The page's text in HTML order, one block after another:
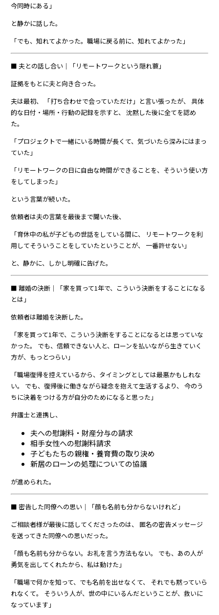
今同時にある」
と静かに話した。
「でも、知れてよかった。職場に戻る前に、知れてよかった」
■ 夫との話し合い｜「リモートワークという隠れ蓑」
証拠をもとに夫と向き合った。
夫は最初、 「打ち合わせで会っていただけ」と言い張ったが、 具体
的な日付・場所・行動の記録を示すと、 沈黙した後に全てを認め
た。
「プロジェクトで一緒にいる時間が長くて、気づいたら深みにはまっ
ていた」
「リモートワークの日に自由な時間ができることを、そういう使い方
をしてしまった」
という言葉が続いた。
依頼者は夫の言葉を最後まで聞いた後、
「育休中の私が子どもの世話をしている間に、 リモートワークを利
用してそういうことをしていたということが、 一番許せない」
と、静かに、しかし明確に告げた。
■ 離婚の決断｜「家を買って1年で、こういう決断をすることになる
とは」
依頼者は離婚を決断した。
「家を買って1年で、こういう決断をすることになるとは思っていな
かった。 でも、信頼できない人と、ローンを払いながら生きていく
方が、もっとつらい」
「職場復帰を控えているから、タイミングとしては最悪かもしれな
い。 でも、復帰後に働きながら疑念を抱えて生活するより、 今のう
ちに決着をつける方が自分のためになると思った」
弁護士と連携し、
夫への慰謝料・財産分与の請求
相手女性への慰謝料請求
子どもたちの親権・養育費の取り決め
新居のローンの処理についての協議
が進められた。
■ 密告した同僚への思い｜「顔も名前も分からないけれど」
ご相談者様が最後に話してくださったのは、 匿名の密告メッセージ
を送ってきた同僚への思いだった。
「顔も名前も分からない。お礼を言う方法もない。 でも、あの人が
勇気を出してくれたから、私は動けた」
「職場で何かを知って、でも名前を出せなくて、 それでも黙っていら
れなくて。 そういう人が、世の中にいるんだということが、救いに
なっています」